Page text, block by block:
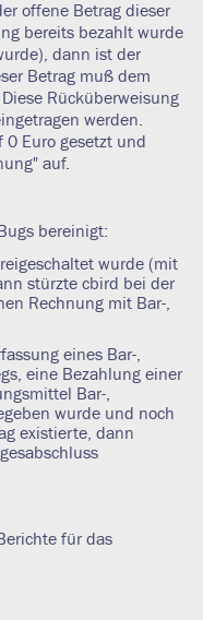
offene Betrag dieser
bereits bezahlt wurde
dann ist der
Betrag muß dem
Rücküberweisung
werden.
0 Euro gesetzt und
auf.
bereinigt:
wurde (mit
stürzte cbird bei der
Rechnung mit Bar-,
eines Bar-,
eine Bezahlung einer
Bar-,
wurde und noch
existierte, dann
für das